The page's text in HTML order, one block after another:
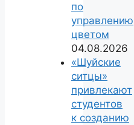
по
управлению
цветом
04.08.2026
«Шуйские
ситцы»
привлекают
студентов
к созданию